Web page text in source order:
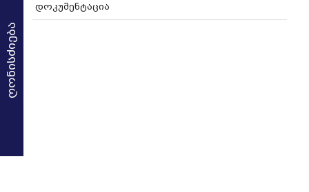
ღონისძიება
დოკუმენტაცია